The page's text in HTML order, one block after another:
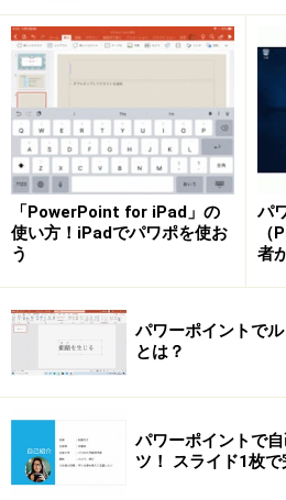
「手順」グループの「歯車」を
れを表している
「集合関係」のグループの「バ
案を比較を表している
「手順」グループの「フィルタ
に結合する状況を表している
「PowerPoint for iPad」の
使い方！iPadでパワポを使お
う
パ
者
パワーポイントで
とは？
パワーポイントで
ツ！ スライド1枚で